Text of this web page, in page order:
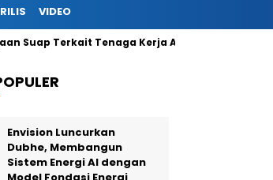
VIDEO
Terkait Tenaga Kerja Asing Terkuak
Envision Luncurkan
Dubhe, Membangun
Sistem Energi AI dengan